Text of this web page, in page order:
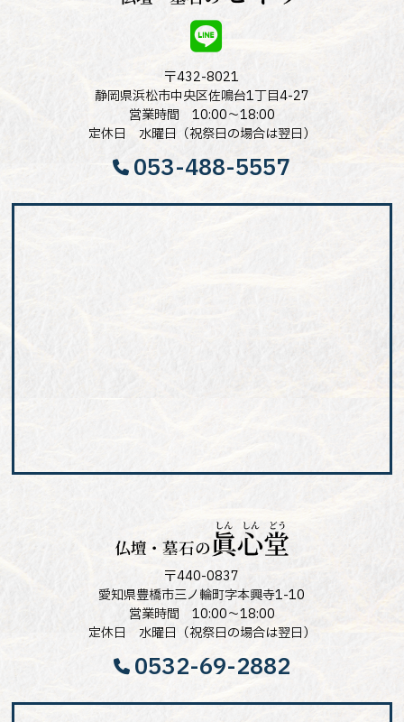
〒432-8021
静岡県浜松市中央区佐鳴台1丁目4-27
営業時間 10:00～18:00
定休日 水曜日（祝祭日の場合は翌日）
053-488-5557
〒440-0837
愛知県豊橋市三ノ輪町字本興寺1-10
営業時間 10:00～18:00
定休日 水曜日（祝祭日の場合は翌日）
0532-69-2882